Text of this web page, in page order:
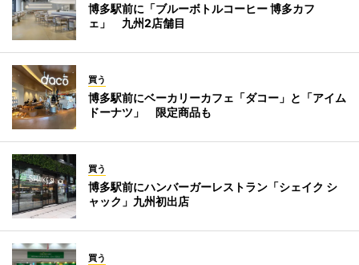
博多駅前に「ブルーボトルコーヒー 博多カフ
ェ」 九州2店舗目
買う
博多駅前にベーカリーカフェ「ダコー」と「アイム
ドーナツ」 限定商品も
買う
博多駅前にハンバーガーレストラン「シェイク シ
ャック」九州初出店
買う